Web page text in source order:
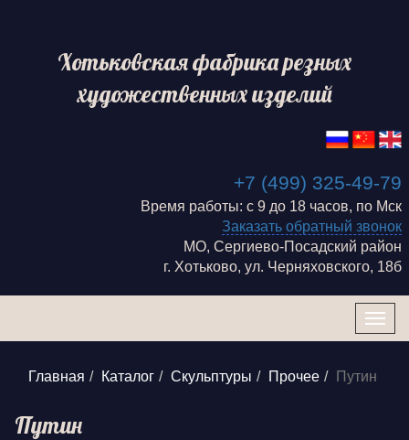
Хотьковская фабрика резных
художественных изделий
+7 (499) 325-49-79
Время работы: с 9 до 18 часов, по Мск
Заказать обратный звонок
МО, Сергиево-Посадский район
г. Хотьково, ул. Черняховского, 18б
Главная Каталог Скульптуры Прочее Путин
Путин